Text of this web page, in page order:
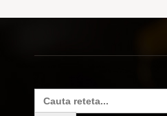
Search
for: